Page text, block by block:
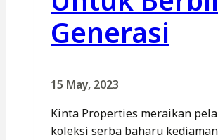
Generasi
15 May, 2023
Kinta Properties meraikan
koleksi serba baharu